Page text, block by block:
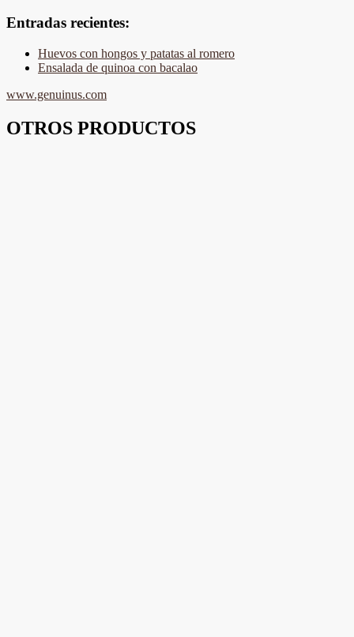
Entradas recientes:
Huevos con hongos y patatas al romero
Ensalada de quinoa con bacalao
www.genuinus.com
OTROS PRODUCTOS